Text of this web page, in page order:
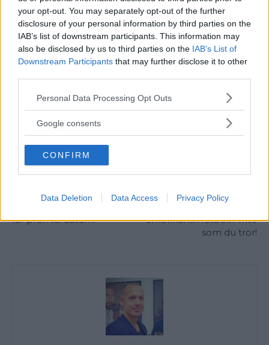
your opt-out. You may separately opt-out of the further
disclosure of your personal information by third parties on the
IAB’s list of downstream participants. This information may
also be disclosed by us to third parties on the IAB’s List of
Downstream Participants that may further disclose it to other
Please note that this website/app uses one or more Google
not limited to your visit or usage behaviour. You may click to
use your data for below specified purposes in below Google
consent section.
Personal Data Processing Opt Outs
Google consents
CONFIRM
Data Deletion Data Access Privacy Policy
Skinnhandskar från MJM med foder ikashmir
Lyxigt, värmande och nästanobeskrivligt mjukt.
TAGGAR Vintermode
får premiärdatum!
amerikansk fotboll? Inte
som du tror!